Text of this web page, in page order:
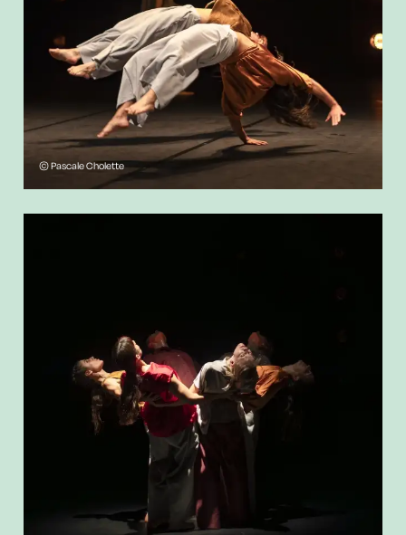
© Pascale Cholette